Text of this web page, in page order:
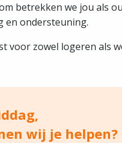
betrekken we jou als
en ondersteuning.
voor zowel logeren als
wij je helpen?